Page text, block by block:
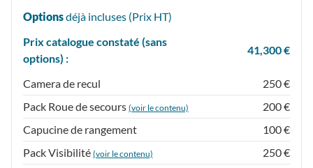
Optionsdéjà incluses (Prix HT)
Prix catalogue constaté (sans
options) :
41,300 €
Camera de recul
250 €
Pack Roue de secours (voir le contenu)
200 €
Capucine de rangement
100 €
Pack Visibilité (voir le contenu)
250 €